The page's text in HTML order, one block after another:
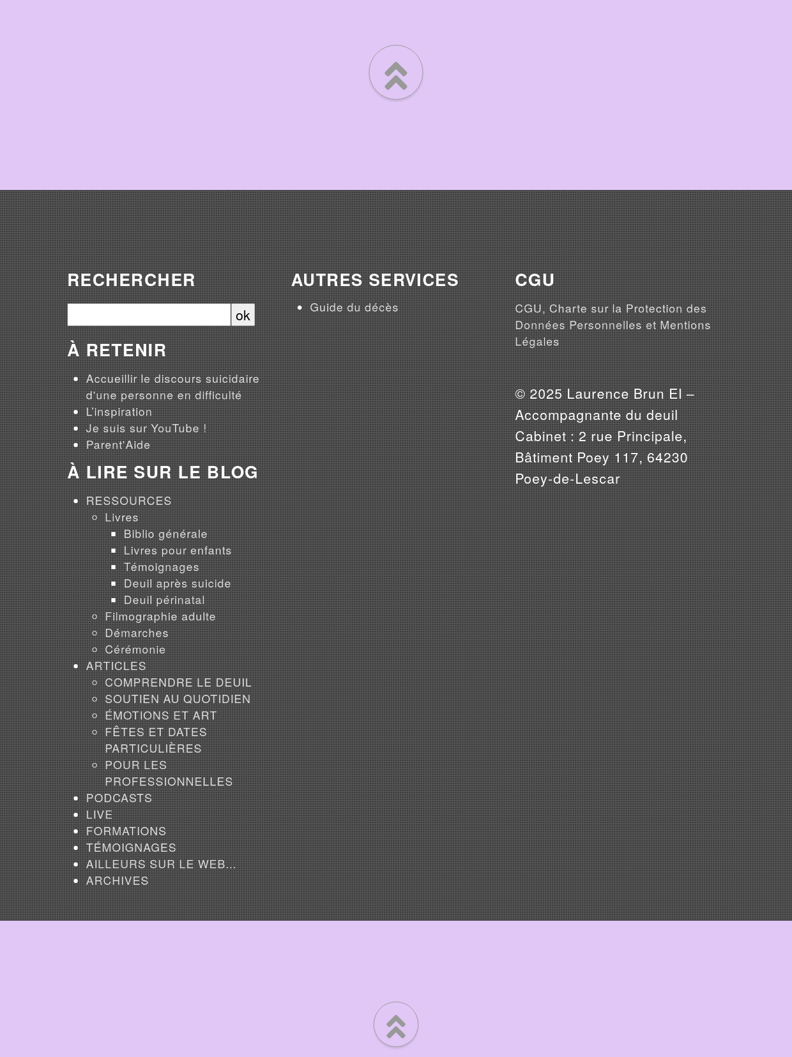
RECHERCHER
À RETENIR
Accueillir le discours suicidaire
d'une personne en difficulté
L’inspiration
Je suis sur YouTube !
Parent'Aide
À LIRE SUR LE BLOG
RESSOURCES
Livres
Biblio générale
Livres pour enfants
Témoignages
Deuil après suicide
Deuil périnatal
Filmographie adulte
Démarches
Cérémonie
ARTICLES
COMPRENDRE LE DEUIL
SOUTIEN AU QUOTIDIEN
ÉMOTIONS ET ART
FÊTES ET DATES
PARTICULIÈRES
POUR LES
PROFESSIONNELLES
PODCASTS
LIVE
FORMATIONS
TÉMOIGNAGES
AILLEURS SUR LE WEB...
ARCHIVES
AUTRES SERVICES
Guide du décès
CGU
CGU, Charte sur la Protection des
Données Personnelles et Mentions
Légales
© 2025 Laurence Brun EI –
Accompagnante du deuil
Cabinet : 2 rue Principale,
Bâtiment Poey 117, 64230
Poey-de-Lescar